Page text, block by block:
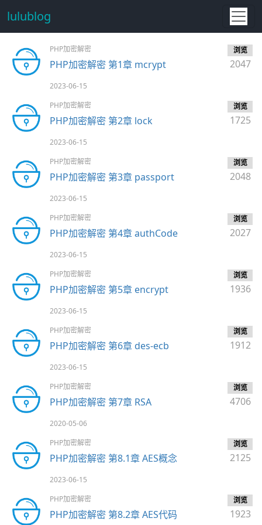
lulublog
PHP加密解密
PHP加密解密 第1章 mcrypt
2023-06-15
浏览
2047
PHP加密解密
PHP加密解密 第2章 lock
2023-06-15
浏览
1725
PHP加密解密
PHP加密解密 第3章 passport
2023-06-15
浏览
2048
PHP加密解密
PHP加密解密 第4章 authCode
2023-06-15
浏览
2027
PHP加密解密
PHP加密解密 第5章 encrypt
2023-06-15
浏览
1936
PHP加密解密
PHP加密解密 第6章 des-ecb
2023-06-15
浏览
1912
PHP加密解密
PHP加密解密 第7章 RSA
2020-05-06
浏览
4706
PHP加密解密
PHP加密解密 第8.1章 AES概念
2023-06-15
浏览
2125
PHP加密解密
PHP加密解密 第8.2章 AES代码
浏览
1923